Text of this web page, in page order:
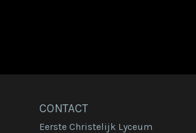
CONTACT
Eerste Christelijk Lyceum